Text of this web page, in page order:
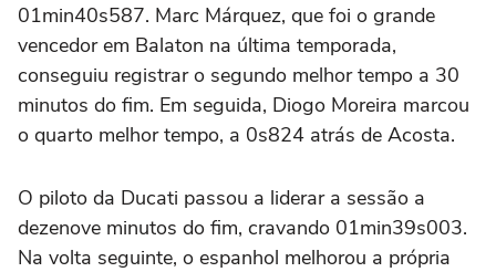
01min40s587. Marc Márquez, que foi o grande
vencedor em Balaton na última temporada,
conseguiu registrar o segundo melhor tempo a 30
minutos do fim. Em seguida, Diogo Moreira marcou
o quarto melhor tempo, a 0s824 atrás de Acosta.
O piloto da Ducati passou a liderar a sessão a
dezenove minutos do fim, cravando 01min39s003.
Na volta seguinte, o espanhol melhorou a própria